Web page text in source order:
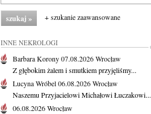
+ szukanie zaawansowane
INNE NEKROLOGI
Barbara Korony07.08.2026Wrocław
Z głębokim żalem i smutkiem przyjęliśmy...
Lucyna Wróbel06.08.2026Wrocław
Naszemu Przyjacielowi Michałowi Łuczakowi...
06.08.2026Wrocław